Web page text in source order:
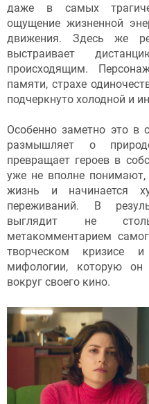
даже в самых
ощущение жизненной
движения. Здесь же
выстраивает
происходящим.
памяти, страхе
подчеркнуто холодной и
Особенно заметно это в
размышляет о
превращает героев в
уже не вполне понимают,
жизнь и начинается
переживаний. В
выглядит не
метакомментарием
творческом кризисе
мифологии, которую он
вокруг своего кино.